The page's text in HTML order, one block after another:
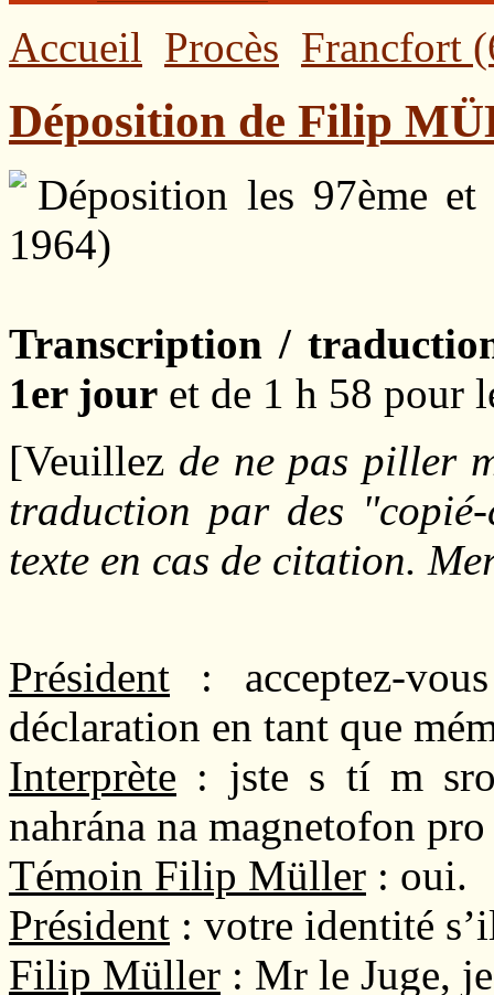
Accueil Procès Francfort
Déposition de Filip
Déposition les 97ème
1964)
Transcription /
1er jour et de 1 h 58 pour
[Veuillez de ne pas piller
traduction par des
texte en cas de citation.
Président : acceptez-
déclaration en tant que
Interprète : jste s tí m
nahrána na magnetofon
Témoin Filip Müller : oui.
Président : votre identité
Filip Müller : Mr le Juge,